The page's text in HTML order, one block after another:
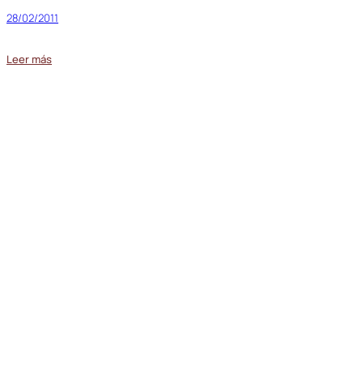
28/02/2011
Leer más